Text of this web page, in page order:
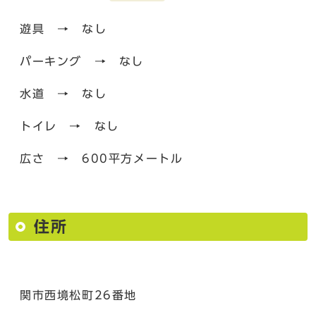
遊具 → なし
パーキング → なし
水道 → なし
トイレ → なし
広さ → 600平方メートル
住所
関市西境松町26番地